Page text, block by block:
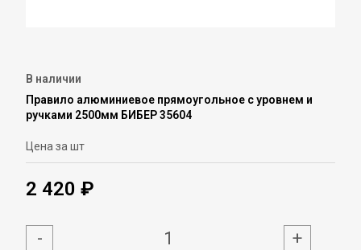
В наличии
Правило алюминиевое прямоугольное с уровнем и
ручками 2500мм БИБЕР 35604
Цена за шт
2 420 ₽
- +